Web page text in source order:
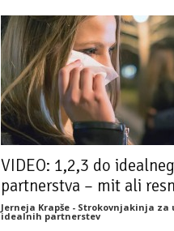
VIDEO: 1,2,3 do
partnerstva – mit ali
Jerneja Krapše - Strokovnjakinja
idealnih partnerstev